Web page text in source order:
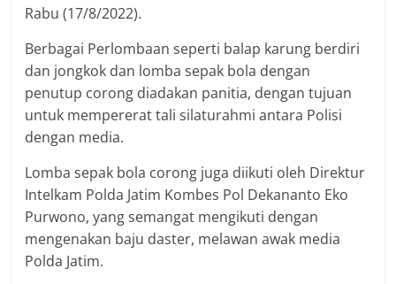
Rabu (17/8/2022).
Berbagai Perlombaan seperti balap karung berdiri
dan jongkok dan lomba sepak bola dengan
penutup corong diadakan panitia, dengan tujuan
untuk mempererat tali silaturahmi antara Polisi
dengan media.
Lomba sepak bola corong juga diikuti oleh Direktur
Intelkam Polda Jatim Kombes Pol Dekananto Eko
Purwono, yang semangat mengikuti dengan
mengenakan baju daster, melawan awak media
Polda Jatim.